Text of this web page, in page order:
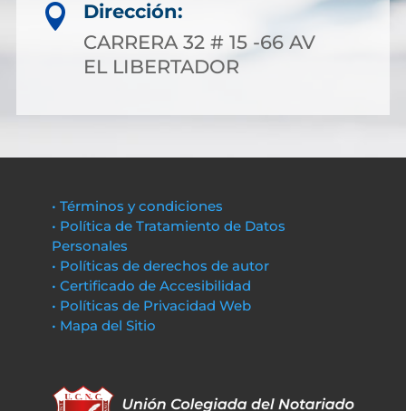

Dirección:
CARRERA 32 # 15 -66 AV
EL LIBERTADOR
• Términos y condiciones
• Política de Tratamiento de Datos
Personales
• Políticas de derechos de autor
• Certificado de Accesibilidad
• Políticas de Privacidad Web
• Mapa del Sitio